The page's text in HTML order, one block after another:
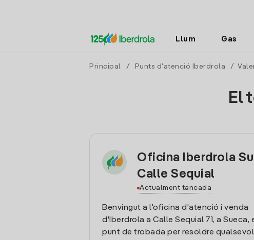
Llum Gas
Principal / Punts d'atenció Iberdrola /
El
Oficina Iberdrola
Calle Sequial
Actualment tancada
Benvingut a l'oficina d'atenció i venda
d'Iberdrola a Calle Sequial 71, a Sueca,
punt de trobada per resoldre